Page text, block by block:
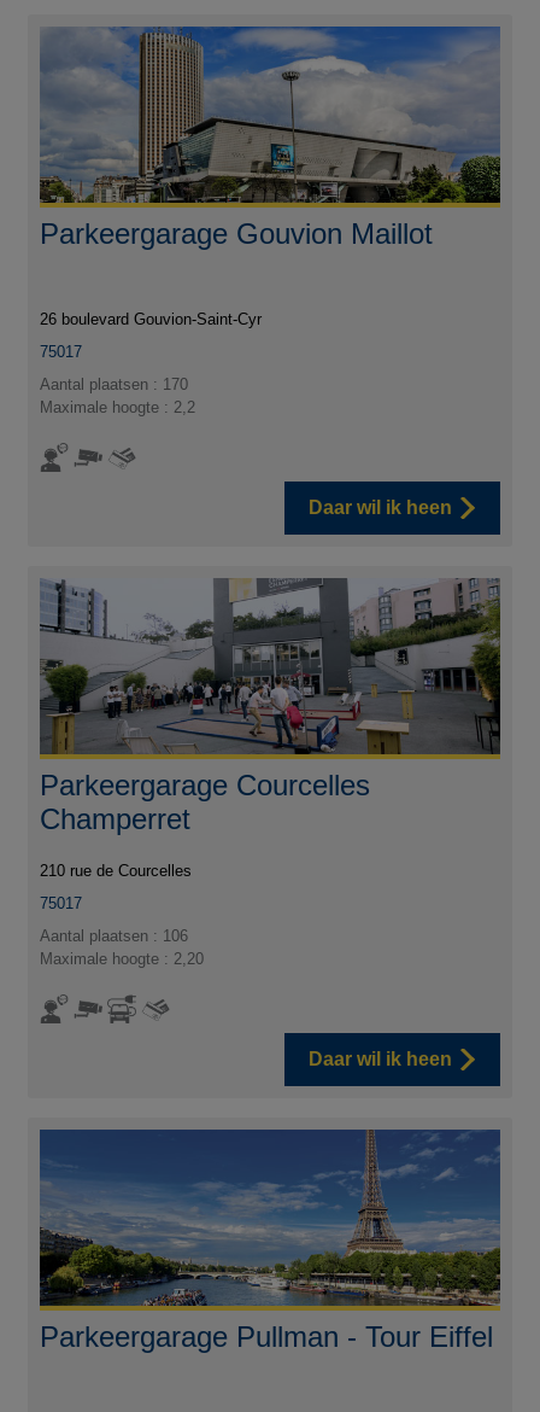
Parkeergarage Gouvion Maillot
26 boulevard Gouvion-Saint-Cyr
75017
Aantal plaatsen : 170
Maximale hoogte : 2,2
Daar wil ik heen
Parkeergarage Courcelles
Champerret
210 rue de Courcelles
75017
Aantal plaatsen : 106
Maximale hoogte : 2,20
Daar wil ik heen
Parkeergarage Pullman - Tour Eiffel